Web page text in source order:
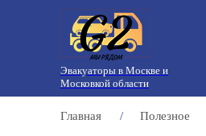
Эвакуаторы в Москве и
Московкой области
Главная / Полезное